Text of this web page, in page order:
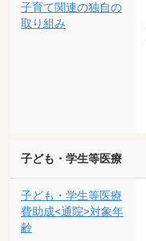
子育て関連の独自の
取り組み
子ども・学生等医療
子ども・学生等医療
費助成<通院>対象年
齢